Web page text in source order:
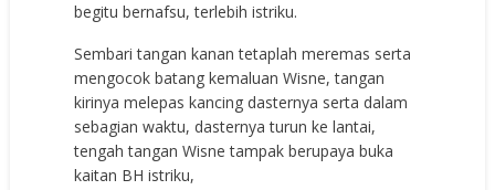
begitu bernafsu, terlebih istriku.
Sembari tangan kanan tetaplah meremas serta
mengocok batang kemaluan Wisne, tangan
kirinya melepas kancing dasternya serta dalam
sebagian waktu, dasternya turun ke lantai,
tengah tangan Wisne tampak berupaya buka
kaitan BH istriku,